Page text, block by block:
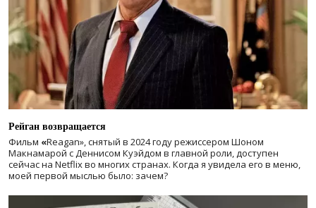
Рейган возвращается
Фильм «Reagan», снятый в 2024 годурежиссером Шоном
Макнамарой с Деннисом Куэйдом в главной роли, доступен
сейчас на Netflix во многих странах. Когда я увидела его в меню,
моей первой мыслью было: зачем?